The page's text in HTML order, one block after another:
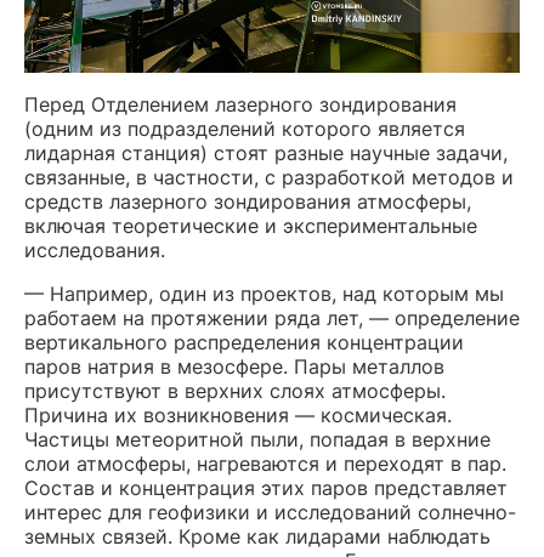
Перед Отделением лазерного зондирования
(одним из подразделений которого является
лидарная станция) стоят разные научные задачи,
связанные, в частности, с разработкой методов и
средств лазерного зондирования атмосферы,
включая теоретические и экспериментальные
исследования.
— Например, один из проектов, над которым мы
работаем на протяжении ряда лет, — определение
вертикального распределения концентрации
паров натрия в мезосфере. Пары металлов
присутствуют в верхних слоях атмосферы.
Причина их возникновения — космическая.
Частицы метеоритной пыли, попадая в верхние
слои атмосферы, нагреваются и переходят в пар.
Состав и концентрация этих паров представляет
интерес для геофизики и исследований солнечно-
земных связей. Кроме как лидарами наблюдать